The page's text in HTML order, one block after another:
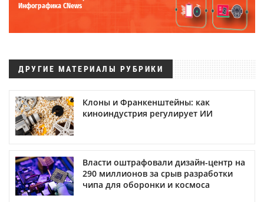
Инфографика CNews
ДРУГИЕ МАТЕРИАЛЫ РУБРИКИ
Клоны и Франкенштейны: как
киноиндустрия регулирует ИИ
Власти оштрафовали дизайн-центр на
290 миллионов за срыв разработки
чипа для оборонки и космоса